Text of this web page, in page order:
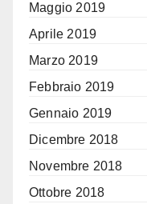
Maggio 2019
Aprile 2019
Marzo 2019
Febbraio 2019
Gennaio 2019
Dicembre 2018
Novembre 2018
Ottobre 2018